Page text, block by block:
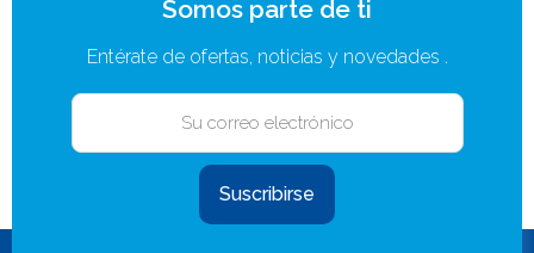
Somos parte de ti
Entérate de ofertas, noticias y novedades .
Suscribirse